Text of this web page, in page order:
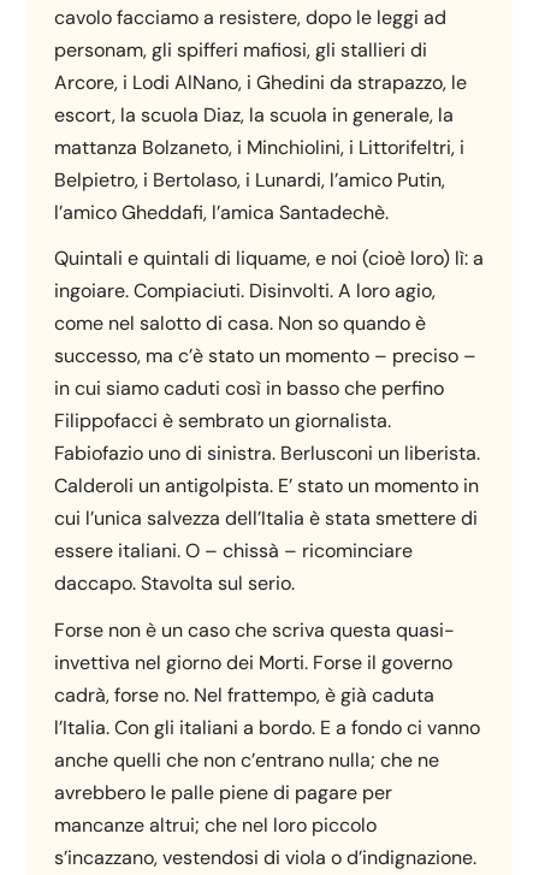
cavolo facciamo a resistere, dopo le leggi ad
personam, gli spifferi mafiosi, gli stallieri di
Arcore, i Lodi AlNano, i Ghedini da strapazzo, le
escort, la scuola Diaz, la scuola in generale, la
mattanza Bolzaneto, i Minchiolini, i Littorifeltri, i
Belpietro, i Bertolaso, i Lunardi, l’amico Putin,
l’amico Gheddafi, l’amica Santadechè.
Quintali e quintali di liquame, e noi (cioè loro) lì: a
ingoiare. Compiaciuti. Disinvolti. A loro agio,
come nel salotto di casa. Non so quando è
successo, ma c’è stato un momento – preciso –
in cui siamo caduti così in basso che perfino
Filippofacci è sembrato un giornalista.
Fabiofazio uno di sinistra. Berlusconi un liberista.
Calderoli un antigolpista. E’ stato un momento in
cui l’unica salvezza dell’Italia è stata smettere di
essere italiani. O – chissà – ricominciare
daccapo. Stavolta sul serio.
Forse non è un caso che scriva questa quasi-
invettiva nel giorno dei Morti. Forse il governo
cadrà, forse no. Nel frattempo, è già caduta
l’Italia. Con gli italiani a bordo. E a fondo ci vanno
anche quelli che non c’entrano nulla; che ne
avrebbero le palle piene di pagare per
mancanze altrui; che nel loro piccolo
s’incazzano, vestendosi di viola o d’indignazione.